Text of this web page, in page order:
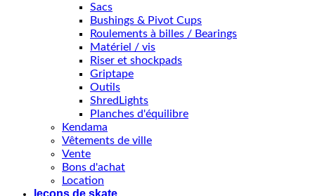
Sacs
Bushings & Pivot Cups
Roulements à billes / Bearings
Matériel / vis
Riser et shockpads
Griptape
Outils
ShredLights
Planches d'équilibre
Kendama
Vêtements de ville
Vente
Bons d'achat
Location
leçons de skate